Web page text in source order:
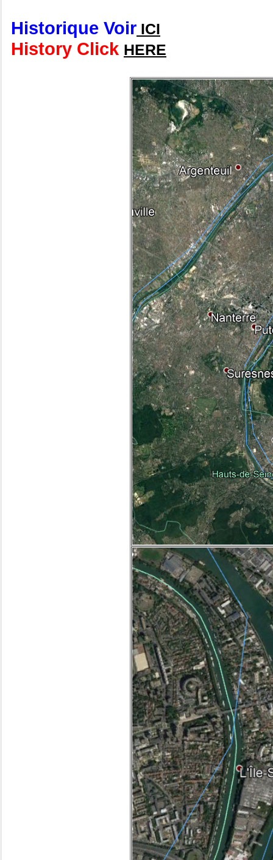
Historique Voir ICI
History Click HERE